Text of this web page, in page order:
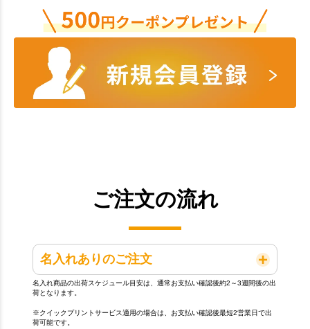
ご注文の流れ
名入れありのご注文
名入れ商品の出荷スケジュール目安は、通常お支払い確認後約2～3週間後の出
荷となります。
※クイックプリントサービス適用の場合は、お支払い確認後最短2営業日で出
荷可能です。